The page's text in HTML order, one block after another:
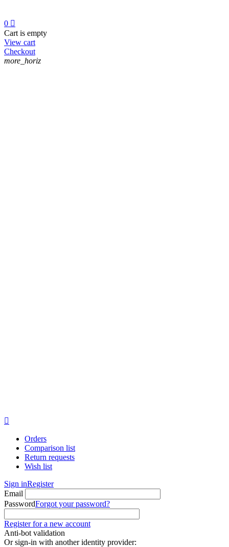
0 
Cart is empty
View cart
Checkout
more_horiz

Orders
Comparison list
Return requests
Wish list
Sign inRegister
Email
PasswordForgot your password?
Register for a new account
Anti-bot validation
Or sign-in with another identity provider: